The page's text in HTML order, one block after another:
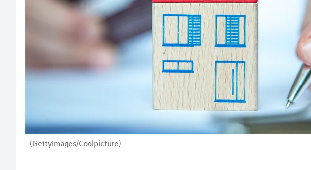
(GettyImages/Coolpicture)